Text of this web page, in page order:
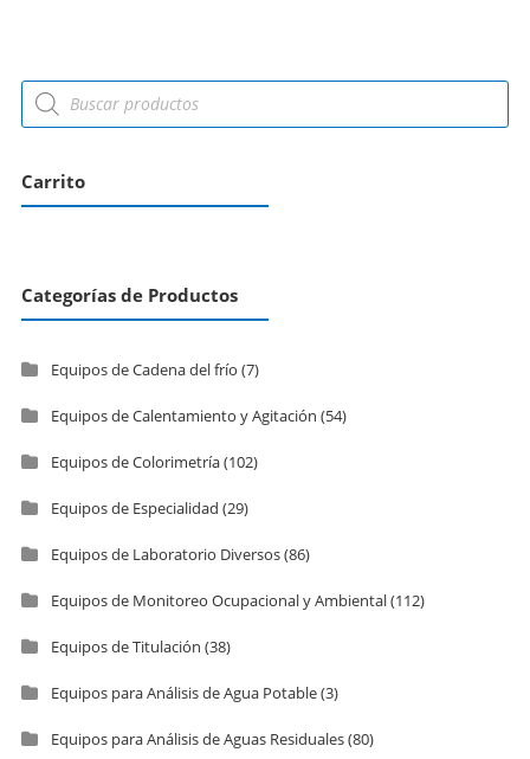
Carrito
Categorías de Productos
Equipos de Cadena del frío (7)
Equipos de Calentamiento y Agitación (54)
Equipos de Colorimetría(102)
Equipos de Especialidad (29)
Equipos de Laboratorio Diversos(86)
Equipos de Monitoreo Ocupacional y Ambiental(112)
Equipos de Titulación (38)
Equipos para Análisis de Agua Potable(3)
Equipos para Análisis de Aguas Residuales(80)